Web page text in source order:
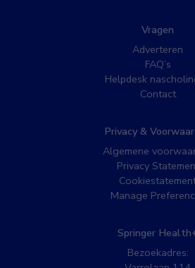
Vragen
Adverteren
FAQ’s
Helpdesk
Contact
Privacy &
Algemene
Privacy
Manage
Springer
Bezoekadres: